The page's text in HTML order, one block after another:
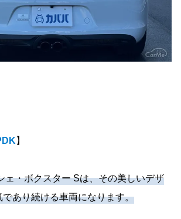
】
ェ・ボクスター Sは、その美しいデザ
あり続ける車両になります。